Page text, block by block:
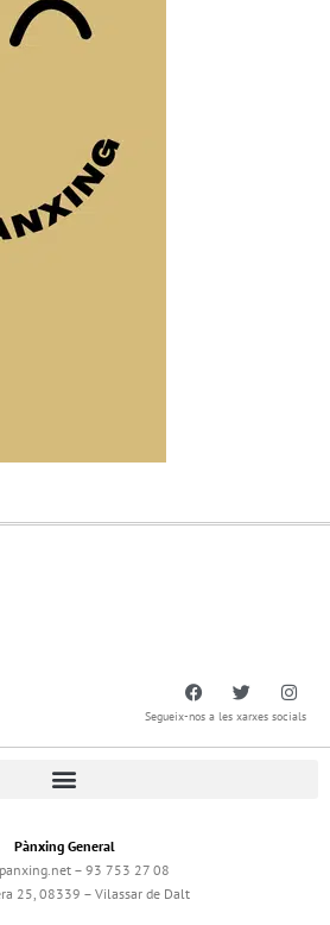
Segueix-nos a les xarxes socials
Pànxing General
– 93 753 27 08
25, 08339 – Vilassar de Dalt